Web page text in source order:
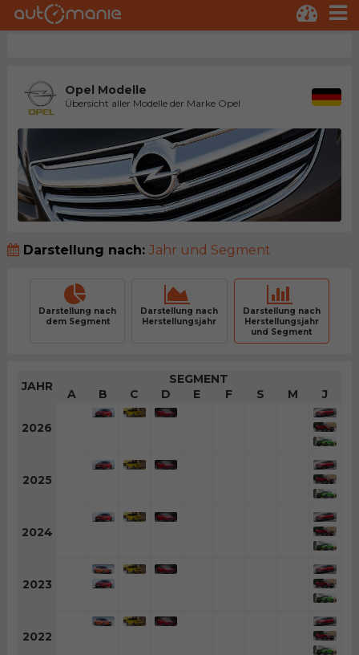
Opel Modelle
Übersicht aller Modelle der Marke Opel
Darstellung nach: Jahr und Segment
Darstellung nach
dem Segment
Darstellung nach
Herstellungsjahr
Darstellung nach
Herstellungsjahr
und Segment
JAHR
SEGMENT
A
B C D E F S M J
2026
2025
2024
2023
2022